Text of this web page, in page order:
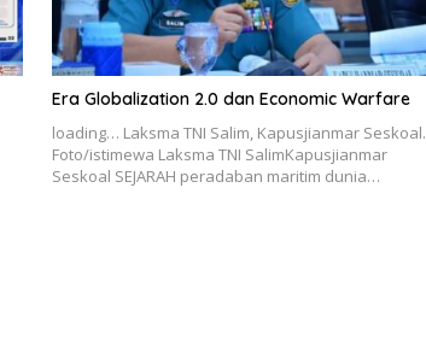
Era Globalization 2.0 dan Economic Warfare
loading… Laksma TNI Salim, Kapusjianmar Seskoal.
Foto/istimewa Laksma TNI SalimKapusjianmar
Seskoal SEJARAH peradaban maritim dunia…